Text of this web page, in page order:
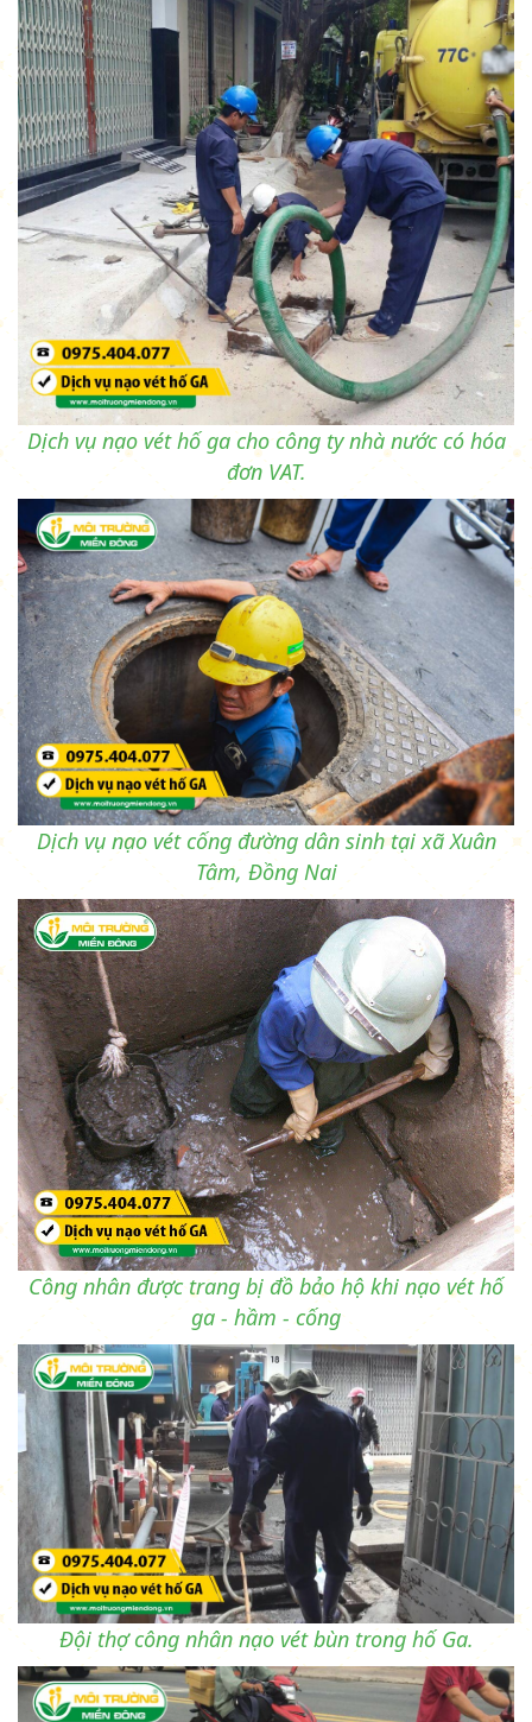
Dịch vụ nạo vét hố ga cho công ty nhà nước có hóa
đơn VAT.
Dịch vụ nạo vét cống đường dân sinh tại xã Xuân
Tâm, Đồng Nai
Công nhân được trang bị đồ bảo hộ khi nạo vét hố
ga - hầm - cống
Đội thợ công nhân nạo vét bùn trong hố Ga.